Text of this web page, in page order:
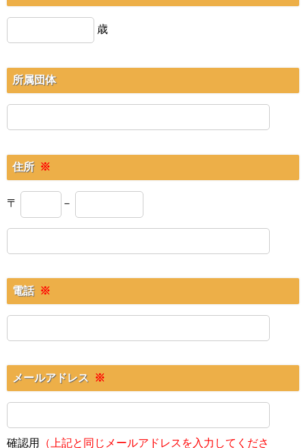
歳
所属団体
住所 ※
〒 －
電話 ※
メールアドレス ※
確認用 （上記と同じメールアドレスを入力してくださ